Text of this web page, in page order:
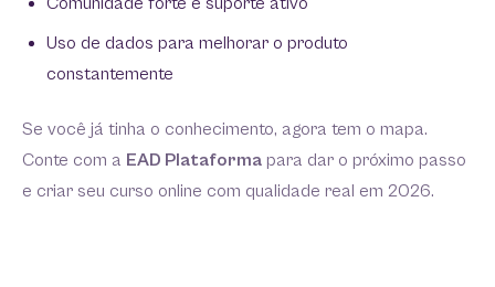
Uso de dados para melhorar o produto
constantemente
Se você já tinha o conhecimento, agora tem o mapa.
Conte com a EAD Plataforma para dar o próximo passo
e criar seu curso online com qualidade real em 2026.